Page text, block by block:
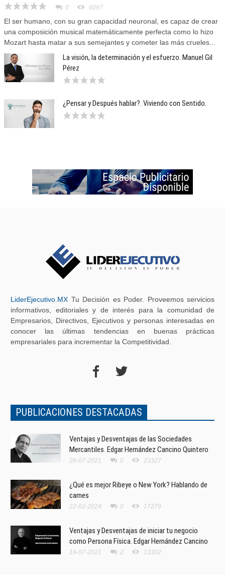
0 6097
El ser humano, con su gran capacidad neuronal, es capaz de crear
una composición musical matemáticamente perfecta como lo hizo
Mozart hasta matar a sus semejantes y cometer las más crueles...
La visión, la determinación y el esfuerzo. Manuel Gil
Pérez
¿Pensar y Después hablar?. Viviendo con Sentido.
LiderEjecutivo.MX Tu Decisión es Poder. Proveemos servicios
informativos, editoriales y de interés para la comunidad de
Empresarios, Directivos, Ejecutivos y personas interesadas en
conocer las últimas tendencias en buenas prácticas
empresariales para incrementar la Competitividad.
PUBLICACIONES DESTACADAS
Ventajas y Desventajas de las Sociedades
Mercantiles. Edgar Hernández Cancino Quintero
26-07-2021 0 23327
¿Qué es mejor Ribeye o New York? Hablando de
carnes
22-02-2024 0 17279
Ventajas y Desventajas de iniciar tu negocio
como Persona Física. Edgar Hernández Cancino
19-07-2021 2 13302